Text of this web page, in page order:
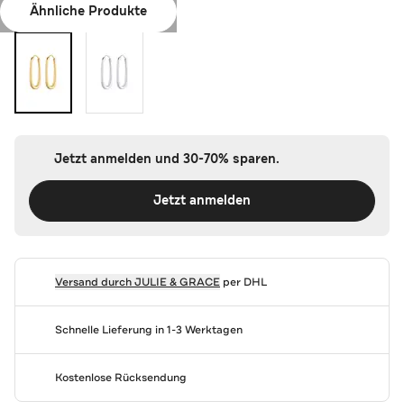
Ähnliche Produkte
Farbe:Gold
Jetzt anmelden und 30-70% sparen.
Jetzt anmelden
Versand durchJULIE & GRACEper DHL
Schnelle Lieferung in 1-3 Werktagen
Kostenlose Rücksendung